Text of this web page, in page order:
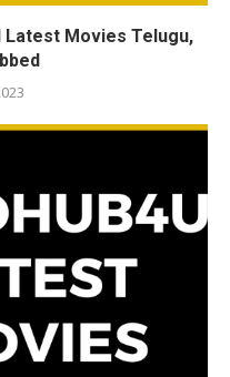
Latest Movies Telugu,